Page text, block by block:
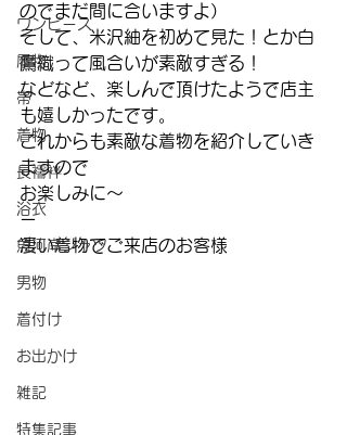
ワンピース
履物
帯
着物
長襦袢
浴衣
魚河岸シャツ
男物
着付け
お出かけ
雑記
特集記事
のでまだ間に合いますよ）
そして、米沢紬を初めて見た！とか白
鷹織って風合いが素敵すぎる！
などなど、楽しんで頂けたようで店主
も嬉しかったです。
これからも素敵な着物を紹介していき
ますので
お楽しみに〜
ー
凄い着物でご来店のお客様